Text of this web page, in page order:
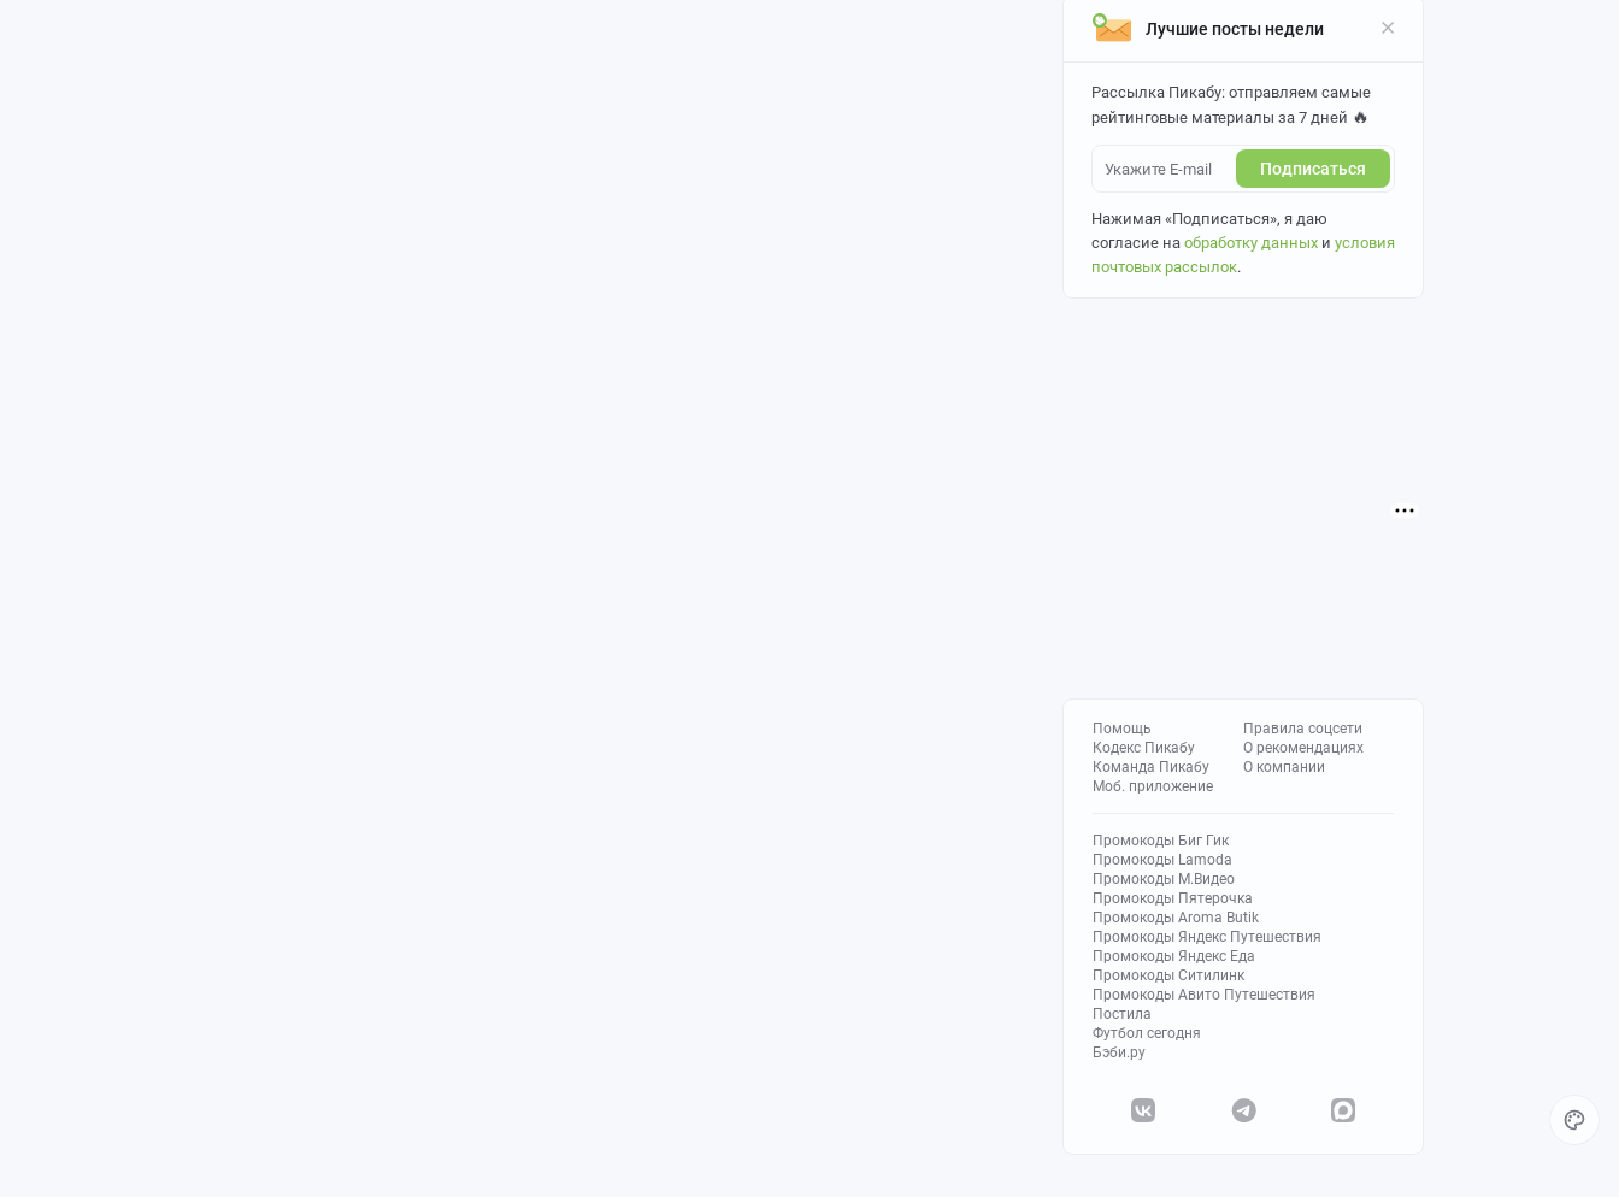
Лучшие посты недели
Рассылка Пикабу: отправляем самые
рейтинговые материалы за 7 дней 🔥
Подписаться
Нажимая «Подписаться», я даю
согласие на обработку данных и условия
почтовых рассылок.
Помощь
Кодекс Пикабу
Команда Пикабу
Моб. приложение
Правила соцсети
О рекомендациях
О компании
Промокоды Биг Гик
Промокоды Lamoda
Промокоды М.Видео
Промокоды Пятерочка
Промокоды Aroma Butik
Промокоды Яндекс Путешествия
Промокоды Яндекс Еда
Промокоды Ситилинк
Промокоды Авито Путешествия
Постила
Футбол сегодня
Бэби.ру